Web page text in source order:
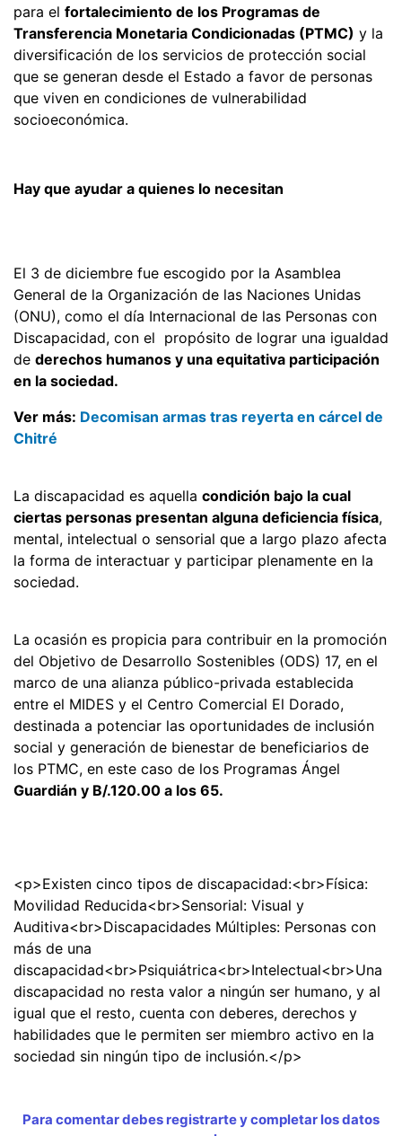
para el fortalecimiento de los Programas de
Transferencia Monetaria Condicionadas (PTMC) y la
diversificación de los servicios de protección social
que se generan desde el Estado a favor de personas
que viven en condiciones de vulnerabilidad
socioeconómica.
Hay que ayudar a quienes lo necesitan
El 3 de diciembre fue escogido por la Asamblea
General de la Organización de las Naciones Unidas
(ONU), como el día Internacional de las Personas con
Discapacidad, con el propósito de lograr una igualdad
de derechos humanos y una equitativa participación
en la sociedad.
Ver más: Decomisan armas tras reyerta en cárcel de
Chitré
La discapacidad es aquella condición bajo la cual
ciertas personas presentan alguna deficiencia física,
mental, intelectual o sensorial que a largo plazo afecta
la forma de interactuar y participar plenamente en la
sociedad.
La ocasión es propicia para contribuir en la promoción
del Objetivo de Desarrollo Sostenibles (ODS) 17, en el
marco de una alianza público-privada establecida
entre el MIDES y el Centro Comercial El Dorado,
destinada a potenciar las oportunidades de inclusión
social y generación de bienestar de beneficiarios de
los PTMC, en este caso de los Programas Ángel
Guardián y B/.120.00 a los 65.
<p>Existen cinco tipos de discapacidad:<br>Física:
Movilidad Reducida<br>Sensorial: Visual y
Auditiva<br>Discapacidades Múltiples: Personas con
más de una
discapacidad<br>Psiquiátrica<br>Intelectual<br>Una
discapacidad no resta valor a ningún ser humano, y al
igual que el resto, cuenta con deberes, derechos y
habilidades que le permiten ser miembro activo en la
sociedad sin ningún tipo de inclusión.</p>
Para comentar debes registrarte y completar los datos